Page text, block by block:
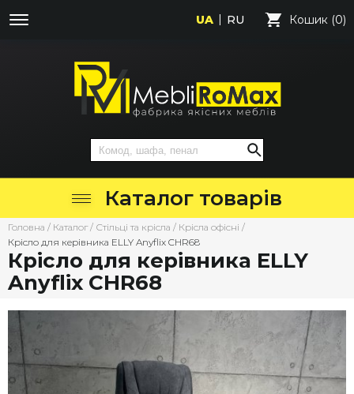
UA RU Кошик (0)
Каталог товарів
Головна / Каталог / Стільці та крісла / Крісла офісні /
Крісло для керівника ELLY Anyflix CHR68
Крісло для керівника ELLY
Anyflix CHR68